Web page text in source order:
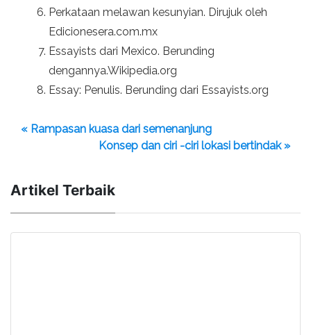
Perkataan melawan kesunyian. Dirujuk oleh
Edicionesera.com.mx
Essayists dari Mexico. Berunding
dengannya.Wikipedia.org
Essay: Penulis. Berunding dari Essayists.org
« Rampasan kuasa dari semenanjung
Konsep dan ciri -ciri lokasi bertindak »
Artikel Terbaik